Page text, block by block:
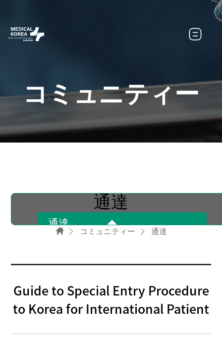
コミュニティー
通達
ユーザー情報
ニュースレター
通達
コミュニティー 通達
Guide to Special Entry Procedure
to Korea for International Patient